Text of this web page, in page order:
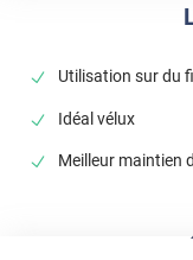
Utilisation sur du
Idéal vélux
Meilleur maintien
Les fameuse
jusque'au